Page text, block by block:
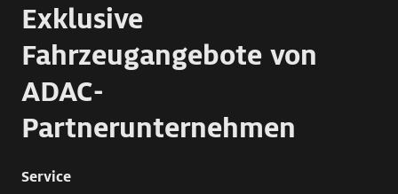
Exklusive
Fahrzeugangebote von
ADAC-
Partnerunternehmen
Service